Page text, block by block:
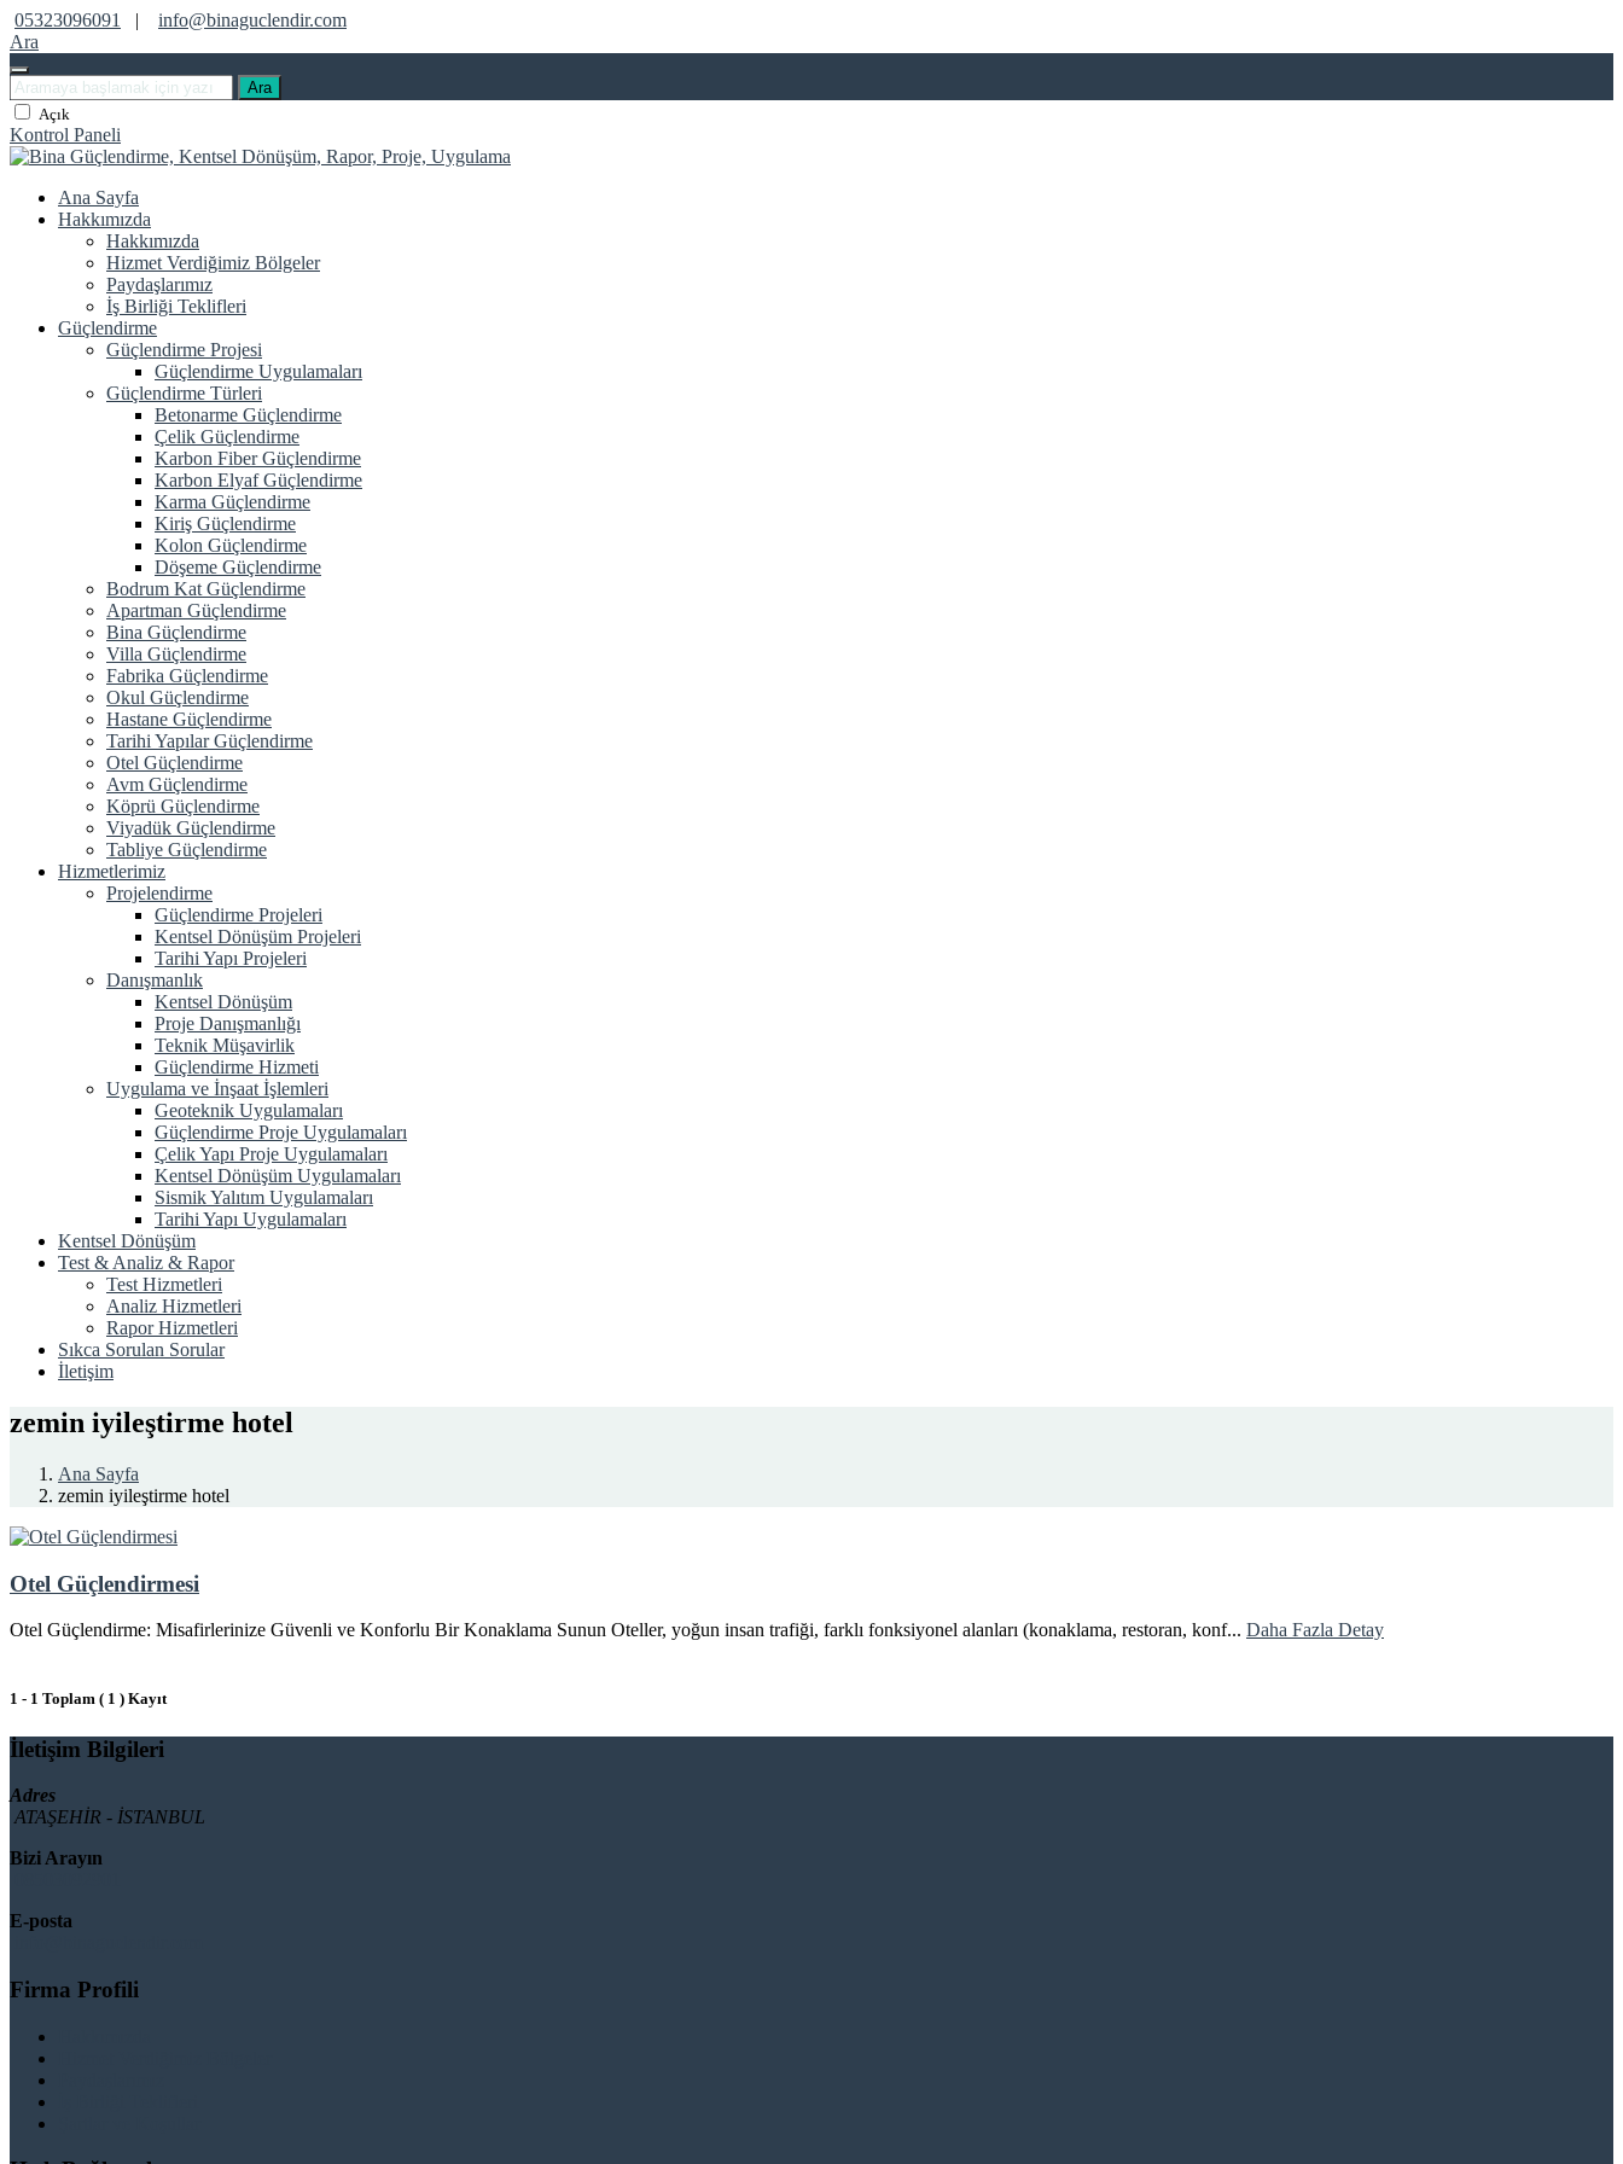
05323096091 |
info@binaguclendir.com
Ara
Ara
Açık
Kontrol Paneli
Ana Sayfa
Hakkımızda
Hakkımızda
Hizmet Verdiğimiz Bölgeler
Paydaşlarımız
İş Birliği Teklifleri
Güçlendirme
Güçlendirme Projesi
Güçlendirme Uygulamaları
Güçlendirme Türleri
Betonarme Güçlendirme
Çelik Güçlendirme
Karbon Fiber Güçlendirme
Karbon Elyaf Güçlendirme
Karma Güçlendirme
Kiriş Güçlendirme
Kolon Güçlendirme
Döşeme Güçlendirme
Bodrum Kat Güçlendirme
Apartman Güçlendirme
Bina Güçlendirme
Villa Güçlendirme
Fabrika Güçlendirme
Okul Güçlendirme
Hastane Güçlendirme
Tarihi Yapılar Güçlendirme
Otel Güçlendirme
Avm Güçlendirme
Köprü Güçlendirme
Viyadük Güçlendirme
Tabliye Güçlendirme
Hizmetlerimiz
Projelendirme
Güçlendirme Projeleri
Kentsel Dönüşüm Projeleri
Tarihi Yapı Projeleri
Danışmanlık
Kentsel Dönüşüm
Proje Danışmanlığı
Teknik Müşavirlik
Güçlendirme Hizmeti
Uygulama ve İnşaat İşlemleri
Geoteknik Uygulamaları
Güçlendirme Proje Uygulamaları
Çelik Yapı Proje Uygulamaları
Kentsel Dönüşüm Uygulamaları
Sismik Yalıtım Uygulamaları
Tarihi Yapı Uygulamaları
Kentsel Dönüşüm
Test & Analiz & Rapor
Test Hizmetleri
Analiz Hizmetleri
Rapor Hizmetleri
Sıkca Sorulan Sorular
İletişim
zemin iyileştirme hotel
Ana Sayfa
zemin iyileştirme hotel
Otel Güçlendirmesi
Otel Güçlendirme: Misafirlerinize Güvenli ve Konforlu Bir Konaklama Sunun Oteller, yoğun insan trafiği, farklı fonksiyonel alanları (konaklama, restoran, konf... Daha Fazla Detay
1 - 1 Toplam ( 1 ) Kayıt
İletişim Bilgileri
Adres
ATAŞEHİR - İSTANBUL
Bizi Arayın
E-posta
Firma Profili